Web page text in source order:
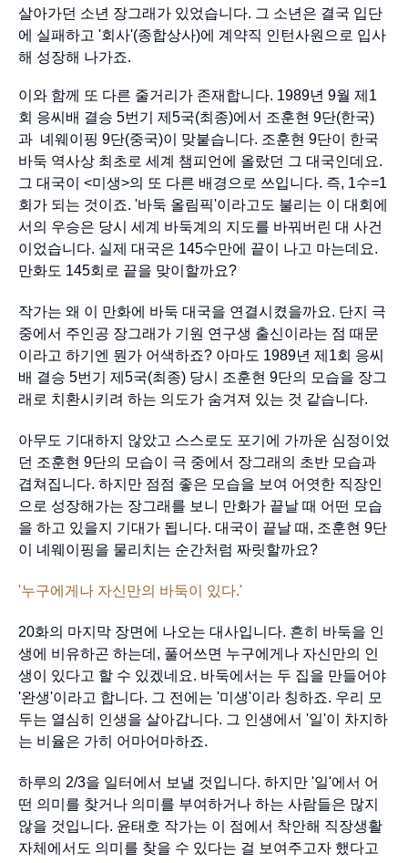
살아가던 소년 장그래가 있었습니다. 그 소년은 결국 입단
에 실패하고 '회사'(종합상사)에 계약직 인턴사원으로 입사
해 성장해 나가죠.
이와 함께 또 다른 줄거리가 존재합니다. 1989년 9월 제1
회 응씨배 결승 5번기 제5국(최종)에서 조훈현 9단(한국)
과 녜웨이핑 9단(중국)이 맞붙습니다. 조훈현 9단이 한국
바둑 역사상 최초로 세계 챔피언에 올랐던 그 대국인데요.
그 대국이 <미생>의 또 다른 배경으로 쓰입니다. 즉, 1수=1
회가 되는 것이죠. '바둑 올림픽'이라고도 불리는 이 대회에
서의 우승은 당시 세계 바둑계의 지도를 바꿔버린 대 사건
이었습니다. 실제 대국은 145수만에 끝이 나고 마는데요.
만화도 145회로 끝을 맞이할까요?
작가는 왜 이 만화에 바둑 대국을 연결시켰을까요. 단지 극
중에서 주인공 장그래가 기원 연구생 출신이라는 점 때문
이라고 하기엔 뭔가 어색하죠? 아마도 1989년 제1회 응씨
배 결승 5번기 제5국(최종) 당시 조훈현 9단의 모습을 장그
래로 치환시키려 하는 의도가 숨겨져 있는 것 같습니다.
아무도 기대하지 않았고 스스로도 포기에 가까운 심정이었
던 조훈현 9단의 모습이 극 중에서 장그래의 초반 모습과
겹쳐집니다. 하지만 점점 좋은 모습을 보여 어엿한 직장인
으로 성장해가는 장그래를 보니 만화가 끝날 때 어떤 모습
을 하고 있을지 기대가 됩니다. 대국이 끝날 때, 조훈현 9단
이 녜웨이핑을 물리치는 순간처럼 짜릿할까요?
'누구에게나 자신만의 바둑이 있다.'
20화의 마지막 장면에 나오는 대사입니다. 흔히 바둑을 인
생에 비유하곤 하는데, 풀어쓰면 누구에게나 자신만의 인
생이 있다고 할 수 있겠네요. 바둑에서는 두 집을 만들어야
'완생'이라고 합니다. 그 전에는 '미생'이라 칭하죠. 우리 모
두는 열심히 인생을 살아갑니다. 그 인생에서 '일'이 차지하
는 비율은 가히 어마어마하죠.
하루의 2/3을 일터에서 보낼 것입니다. 하지만 '일'에서 어
떤 의미를 찾거나 의미를 부여하거나 하는 사람들은 많지
않을 것입니다. 윤태호 작가는 이 점에서 착안해 직장생활
자체에서도 의미를 찾을 수 있다는 걸 보여주고자 했다고